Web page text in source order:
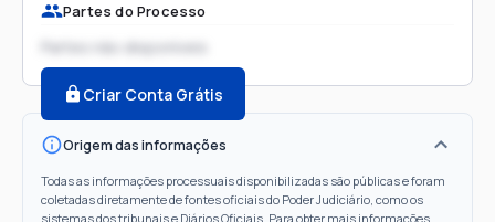
Partes do Processo
Partes não disponíveis
Criar Conta Grátis
Origem das informações
Todas as informações processuais disponibilizadas são públicas e foram
coletadas diretamente de fontes oficiais do Poder Judiciário, como os
sistemas dos tribunais e Diários Oficiais. Para obter mais informações